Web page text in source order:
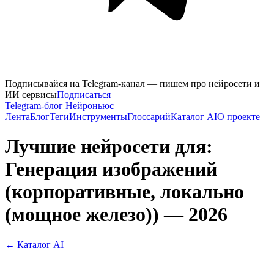
Подписывайся на Telegram-канал — пишем про нейросети и
ИИ сервисыПодписаться
Telegram-блог Нейроньюс
ЛентаБлогТегиИнструментыГлоссарийКаталог AIО проекте
Лучшие нейросети для:
Генерация изображений
(корпоративные, локально
(мощное железо)) — 2026
← Каталог AI